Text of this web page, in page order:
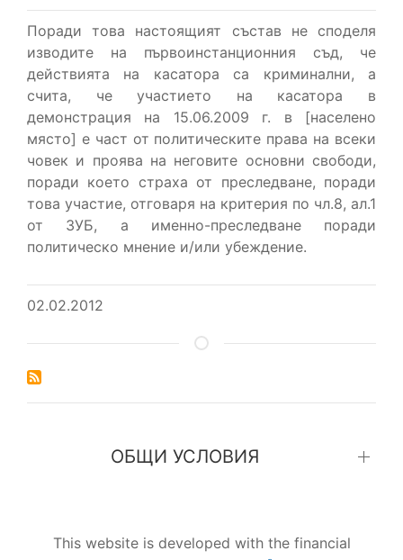
Поради това настоящият състав не споделя
изводите на първоинстанционния съд, че
действията на касатора са криминални, а
счита, че участието на касатора в
демонстрация на 15.06.2009 г. в [населено
място] е част от политическите права на всеки
човек и проява на неговите основни свободи,
поради което страха от преследване, поради
това участие, отговаря на критерия по чл.8, ал.1
от ЗУБ, а именно-преследване поради
политическо мнение и/или убеждение.
02.02.2012
ОБЩИ УСЛОВИЯ
This website is developed with the financial